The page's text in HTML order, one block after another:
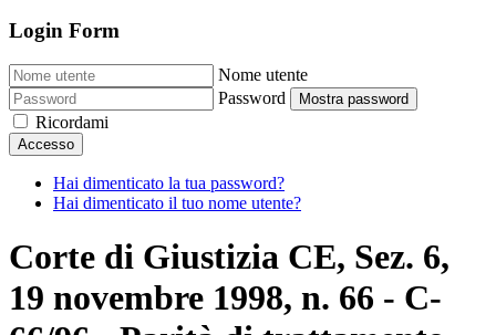
Login Form
Nome utente
Password
Mostra password
Ricordami
Accesso
Hai dimenticato la tua password?
Hai dimenticato il tuo nome utente?
Corte di Giustizia CE, Sez. 6,
19 novembre 1998, n. 66 - C-